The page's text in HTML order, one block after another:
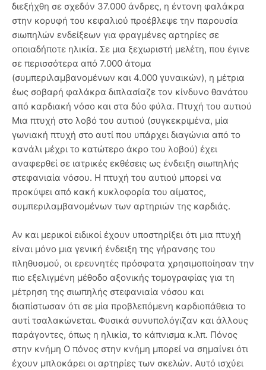
διεξήχθη σε σχεδόν 37.000 άνδρες, η έντονη φαλάκρα
στην κορυφή του κεφαλιού προέβλεψε την παρουσία
σιωπηλών ενδείξεων για φραγμένες αρτηρίες σε
οποιαδήποτε ηλικία. Σε μια ξεχωριστή μελέτη, που έγινε
σε περισσότερα από 7.000 άτομα
(συμπεριλαμβανομένων και 4.000 γυναικών), η μέτρια
έως σοβαρή φαλάκρα διπλασίαζε τον κίνδυνο θανάτου
από καρδιακή νόσο και στα δύο φύλα. Πτυχή του αυτιού
Μια πτυχή στο λοβό του αυτιού (συγκεκριμένα, μία
γωνιακή πτυχή στο αυτί που υπάρχει διαγώνια από το
κανάλι μέχρι το κατώτερο άκρο του λοβού) έχει
αναφερθεί σε ιατρικές εκθέσεις ως ένδειξη σιωπηλής
στεφανιαία νόσου. Η πτυχή του αυτιού μπορεί να
προκύψει από κακή κυκλοφορία του αίματος,
συμπεριλαμβανομένων των αρτηριών της καρδιάς.
Αν και μερικοί ειδικοί έχουν υποστηρίξει ότι μια πτυχή
είναι μόνο μια γενική ένδειξη της γήρανσης του
πληθυσμού, οι ερευνητές πρόσφατα χρησιμοποίησαν την
πιο εξελιγμένη μέθοδο αξονικής τομογραφίας για τη
μέτρηση της σιωπηλής στεφανιαία νόσου και
διαπίστωσαν ότι σε μία προβλεπόμενη καρδιοπάθεια το
αυτί τσαλακώνεται. Φυσικά συνυπολόγιζαν και άλλους
παράγοντες, όπως η ηλικία, το κάπνισμα κ.λπ. Πόνος
στην κνήμη Ο πόνος στην κνήμη μπορεί να σημαίνει ότι
έχουν μπλοκάρει οι αρτηρίες των σκελών. Αυτό ισχύει